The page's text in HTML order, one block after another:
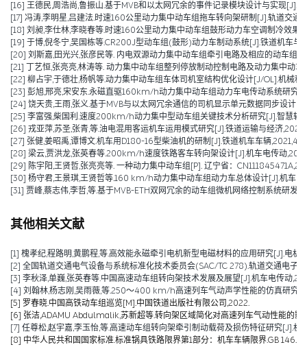
[16] 王德民,周浩尚,鲁振山.基于MVB和以太网冗余的事件记录模块设计与实现[J].
[17] 冯涛,李明星,吕建法.时速160公里动力集中动车组拖车转向架研制[J].轨道交
[18] 刘昶,李仕林,李晓春等.时速160公里动力集中动车组鼓形动力车空调制冷效
[19] 于博,倪冬宁,吴国栋等.CR200J型动车组(鼓形)动力车制动系统[J].铁道机车
[20] 刘斯嘉,田光兴,张彦民等. 内电双源动力集中动车组牵引电路及相应的动车组
[21] 丁艺恒,张亮亮,林涛等. 动力集中动车组整列停放制动控制电路及动力集中动
[22] 柳占宇,于德壮,杨帆等.动力集中动车组车体司机室结构优化设计[J/OL].机械科
[23] 彭旭,邢亮,宋安东.永磁直驱160km/h动力集中动车组动力车电传动系统研究
[24] 饶天贵,王雨,张义.基于MVB与以太网冗余通信的司机显示单元数据同步设计
[25] 李富强,柴国利.速度200km/h动力集中型动车组关键技术分析研究[J].智慧
[26] 戎亚萍,苏圣,张青,等.油电混用客运机车运用模式研究[J].铁道运输与经济
[27] 张健,姜昭禹,谭博文.机车用D180-16型柴油机的研制[J].铁道机车车辆
[28] 梁云,贾洪龙,张英春等.200km/h速度铁路客车转向架设计[J].机车电传动
[29] 陈宇阳,王贤哲,张亮亮等. 一种动力集中动车组[P]. 辽宁省：
[30] 杨守君,王景琪,王贤哲等.160 km/h动力集中动车组动力车总体设计[J].机车
[31] 贾峰,蔡志伟,李哲,等.基于MVB-ETH双网冗余的动车组微机网络控制系统研发
其他相关文献
[1] 槐孝纪,程路明,黄鹏程,等.高效能永磁牵引电机新型电磁材料的应用研究[J].电
[2] 全国轨道交通电气设备与系统标准化技术委员会(SAC/TC 278).轨道交通电
[3] 李秋泽,单巍,张英春等.中国高速动车组转向架技术发展及展望[J].机车电传动
[4] 刘翰林,杨志刚,吴雨薇,等.250～400 km/h高速列车气动声学性能的仿真研究
[5] 罗春晓.中国高铁动车组巡览[M].中国铁道出版社有限公司,2022.
[6] 张洁,ADAMU Abdulmalik,苏新超等.转向架区域简化对高速列车气动性能的
[7] 任尊松,赵宇嘉,李玉怡,等.高速动车组转向架牵引制动载荷及损伤特征研究[J].机
[8] 中华人民共和国国家标准.标准锅具铁路限界第1部分：机车车辆限界.GB